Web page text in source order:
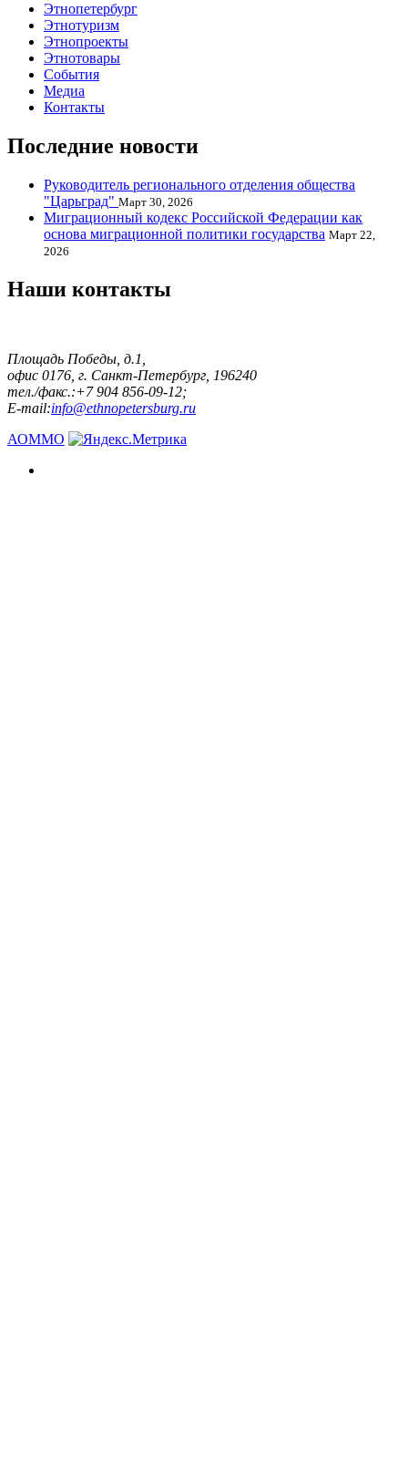
Этнопетербург
Этнотуризм
Этнопроекты
Этнотовары
События
Медиа
Контакты
Последние новости
Руководитель регионального отделения общества
"Царьград" Март 30, 2026
Миграционный кодекс Российской Федерации как
основа миграционной политики государства Март 22,
2026
Наши контакты
Площадь Победы, д.1,
офис 0176, г. Санкт-Петербург, 196240
тел./факс.:+7 904 856-09-12;
E-mail:info@ethnopetersburg.ru
АОММО